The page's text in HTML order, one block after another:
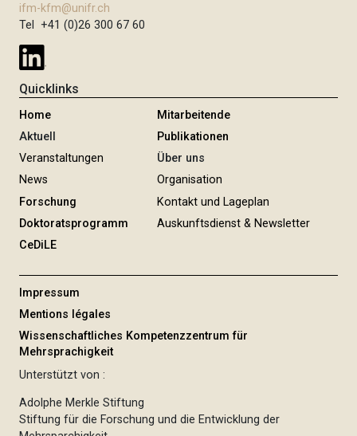
ifm-kfm@unifr.ch
Tel +41 (0)26 300 67 60
Quicklinks
Home
Aktuell
Veranstaltungen
News
Forschung
Doktoratsprogramm
CeDiLE
Mitarbeitende
Publikationen
Über uns
Organisation
Kontakt und Lageplan
Auskunftsdienst & Newsletter
Impressum
Mentions légales
Wissenschaftliches Kompetenzzentrum für
Mehrsprachigkeit
Unterstützt von :
Adolphe Merkle Stiftung
Stiftung für die Forschung und die Entwicklung der